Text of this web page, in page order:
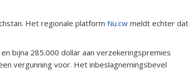
Het regionale platform Nu.cw meldt echter dat
bijna 285.000 dollar aan verzekeringspremies
vergunning voor. Het inbeslagnemingsbevel